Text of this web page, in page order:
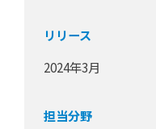
リリース
2024年3月
担当分野